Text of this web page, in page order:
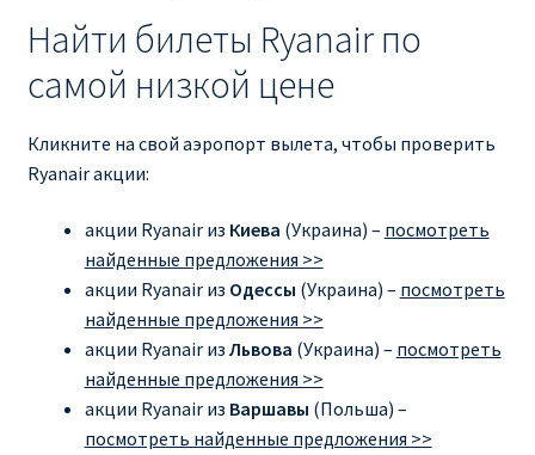
Регистрация ребенка на рейс RYANAIR
Рим
Райнэйр на русском
О сайте
Найти билеты Ryanair по
самой низкой цене
Кликните на свой аэропорт вылета, чтобы проверить
Ryanair акции:
акции Ryanair из Киева (Украина) – посмотреть
найденные предложения >>
акции Ryanair из Одессы (Украина) – посмотреть
найденные предложения >>
акции Ryanair из Львова (Украина) – посмотреть
найденные предложения >>
акции Ryanair из Варшавы (Польша) –
посмотреть найденные предложения >>